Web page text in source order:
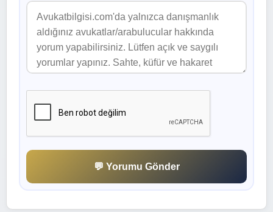
💬 Yorumu Gönder